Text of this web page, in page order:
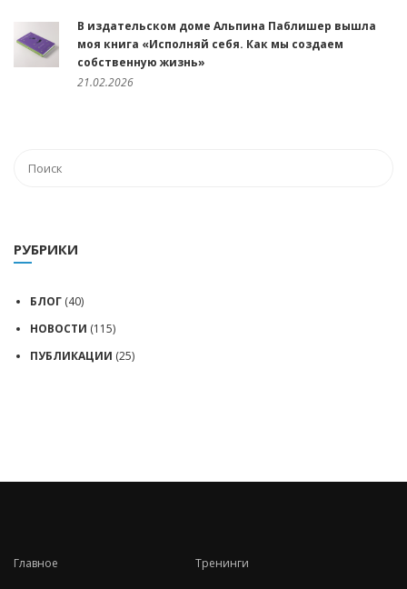
В издательском доме Альпина Паблишер вышла
моя книга «Исполняй себя. Как мы создаем
собственную жизнь»
21.02.2026
РУБРИКИ
БЛОГ (40)
НОВОСТИ (115)
ПУБЛИКАЦИИ (25)
Главное Тренинги